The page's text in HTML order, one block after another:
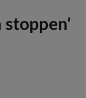
stoppen'